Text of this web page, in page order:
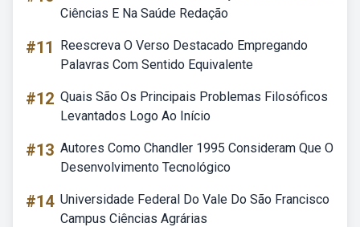
Ciências E Na Saúde Redação
#11
Reescreva O Verso Destacado Empregando
Palavras Com Sentido Equivalente
#12 Quais São Os Principais Problemas Filosóficos
Levantados Logo Ao Início
#13 Autores Como Chandler 1995 Consideram Que O
Desenvolvimento Tecnológico
#14 Universidade Federal Do Vale Do São Francisco
Campus Ciências Agrárias